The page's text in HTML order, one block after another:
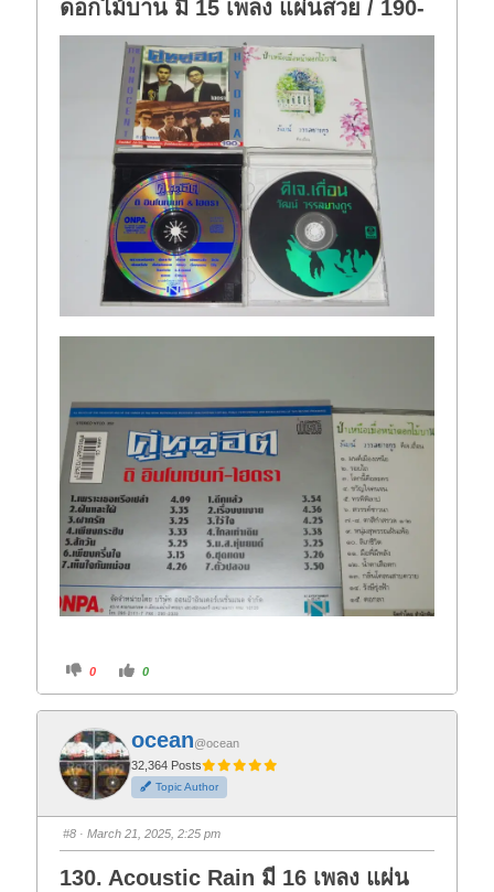
ดอกไม้บาน มี 15 เพลง แผ่นสวย / 190-
C
i
f
o
r
t
h
u
m
b
d
o
n
.
0
C
i
o
t
h
u
m
b
u
p
0
ocean@ocean
32,364 Posts
Topic Author
#8 · March 21, 2025, 2:25 pm
130. Acoustic Rain มี 16 เพลง แผ่น